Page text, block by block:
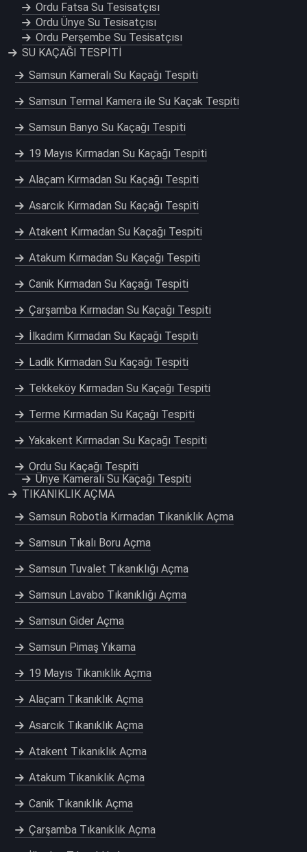
Ordu Fatsa Su Tesisatçısı
Ordu Ünye Su Tesisatçısı
Ordu Perşembe Su Tesisatçısı
SU KAÇAĞI TESPİTİ
Samsun Kameralı Su Kaçağı Tespiti
Samsun Termal Kamera ile Su Kaçak Tespiti
Samsun Banyo Su Kaçağı Tespiti
19 Mayıs Kırmadan Su Kaçağı Tespiti
Alaçam Kırmadan Su Kaçağı Tespiti
Asarcık Kırmadan Su Kaçağı Tespiti
Atakent Kırmadan Su Kaçağı Tespiti
Atakum Kırmadan Su Kaçağı Tespiti
Canik Kırmadan Su Kaçağı Tespiti
Çarşamba Kırmadan Su Kaçağı Tespiti
İlkadım Kırmadan Su Kaçağı Tespiti
Ladik Kırmadan Su Kaçağı Tespiti
Tekkeköy Kırmadan Su Kaçağı Tespiti
Terme Kırmadan Su Kaçağı Tespiti
Yakakent Kırmadan Su Kaçağı Tespiti
Ordu Su Kaçağı Tespiti
Ünye Kameralı Su Kaçağı Tespiti
TIKANIKLIK AÇMA
Samsun Robotla Kırmadan Tıkanıklık Açma
Samsun Tıkalı Boru Açma
Samsun Tuvalet Tıkanıklığı Açma
Samsun Lavabo Tıkanıklığı Açma
Samsun Gider Açma
Samsun Pimaş Yıkama
19 Mayıs Tıkanıklık Açma
Alaçam Tıkanıklık Açma
Asarcık Tıkanıklık Açma
Atakent Tıkanıklık Açma
Atakum Tıkanıklık Açma
Canik Tıkanıklık Açma
Çarşamba Tıkanıklık Açma